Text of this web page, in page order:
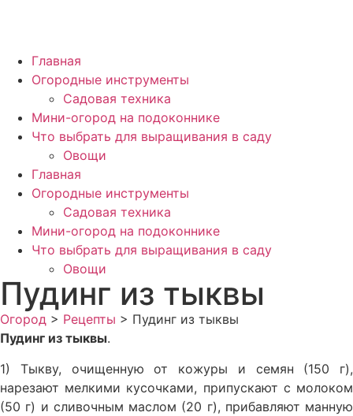
Главная
Огородные инструменты
Садовая техника
Мини-огород на подоконнике
Что выбрать для выращивания в саду
Овощи
Главная
Огородные инструменты
Садовая техника
Мини-огород на подоконнике
Что выбрать для выращивания в саду
Овощи
Пудинг из тыквы
Огород > Рецепты > Пудинг из тыквы
Пудинг из тыквы.
1) Тыкву, очищенную от кожуры и семян (150 г),
нарезают мелкими кусочками, припускают с молоком
(50 г) и сливочным маслом (20 г), прибавляют манную